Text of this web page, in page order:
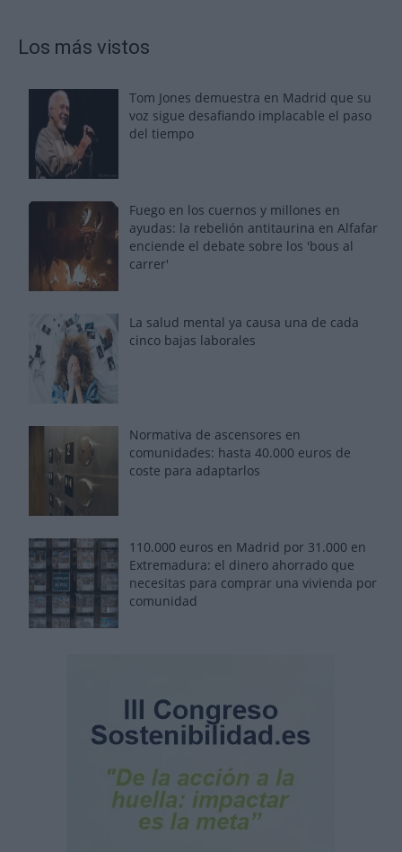
Los más vistos
Tom Jones demuestra en Madrid que su
voz sigue desafiando implacable el paso
del tiempo
Fuego en los cuernos y millones en
ayudas: la rebelión antitaurina en Alfafar
enciende el debate sobre los 'bous al
carrer'
La salud mental ya causa una de cada
cinco bajas laborales
Normativa de ascensores en
comunidades: hasta 40.000 euros de
coste para adaptarlos
110.000 euros en Madrid por 31.000 en
Extremadura: el dinero ahorrado que
necesitas para comprar una vivienda por
comunidad